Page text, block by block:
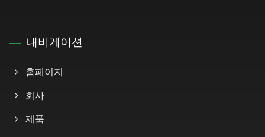
내비게이션
홈페이지
회사
제품